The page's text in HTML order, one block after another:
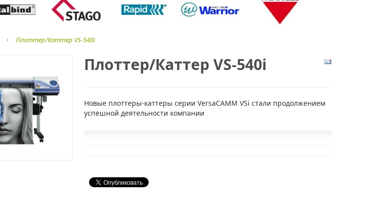
Плоттер/Каттер VS-540i
Плоттер/Каттер VS-540i
Новые плоттеры-каттеры серии VersaCAMM VSi стали продолжением
успешной деятельности компании